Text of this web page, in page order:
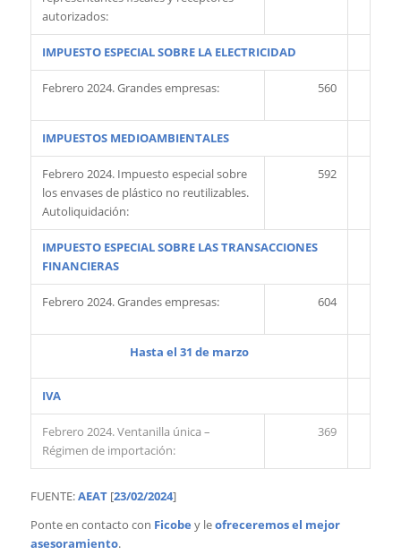
autorizados:
IMPUESTO ESPECIAL SOBRE LA ELECTRICIDAD
Febrero 2024. Grandes empresas: 560
IMPUESTOS MEDIOAMBIENTALES
Febrero 2024. Impuesto especial sobre
los envases de plástico no reutilizables.
Autoliquidación:
592
IMPUESTO ESPECIAL SOBRE LAS TRANSACCIONES
FINANCIERAS
Febrero 2024. Grandes empresas: 604
Hasta el 31 de marzo
IVA
Febrero 2024. Ventanilla única –
Régimen de importación:
369
FUENTE:AEAT [23/02/2024]
Ponte en contacto con Ficobe y leofreceremos el mejor
asesoramiento.